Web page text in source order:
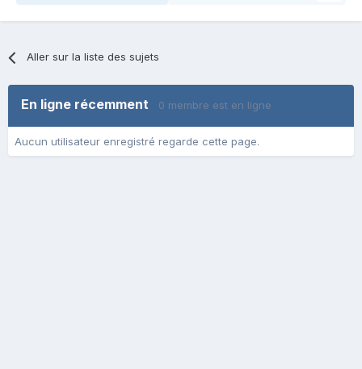
Aller sur la liste des sujets
En ligne récemment 0 membre est en ligne
Aucun utilisateur enregistré regarde cette page.